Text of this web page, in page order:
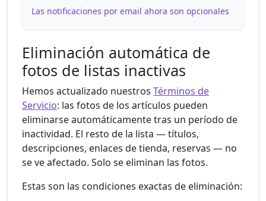
Las notificaciones por email ahora son opcionales
Eliminación automática de
fotos de listas inactivas
Hemos actualizado nuestros Términos de
Servicio: las fotos de los artículos pueden
eliminarse automáticamente tras un período de
inactividad. El resto de la lista — títulos,
descripciones, enlaces de tienda, reservas — no
se ve afectado. Solo se eliminan las fotos.
Estas son las condiciones exactas de eliminación: